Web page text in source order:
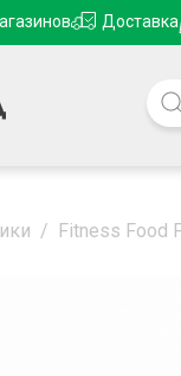
Доставка
/ Fitness Food